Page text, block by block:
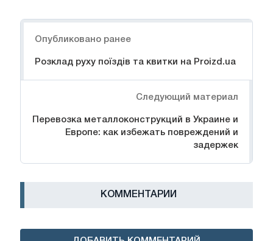
Опубликовано ранее
Розклад руху поїздів та квитки на Proizd.ua
Следующий материал
Перевозка металлоконструкций в Украине и
Европе: как избежать повреждений и
задержек
КОММЕНТАРИИ